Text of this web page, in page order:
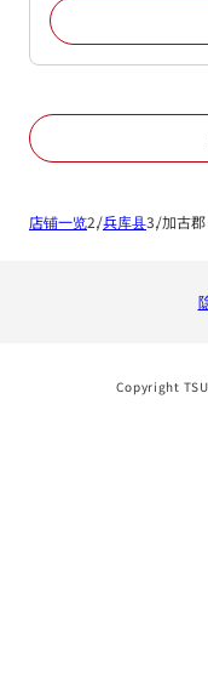
店铺一览 兵库县 加古郡
Copyright